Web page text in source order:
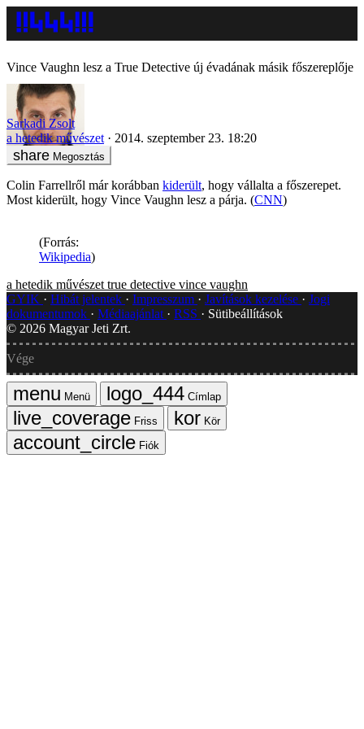
Vince Vaughn lesz a True Detective új évadának másik főszereplője
Sarkadi Zsolt
a hetedik művészet
2014. szeptember 23. 18:20
Megosztás
Colin Farrellről már korábban kiderült, hogy vállalta a főszerepet.
Most kiderült, hogy Vince Vaughn lesz a párja. (CNN)
(Forrás:
Wikipedia)
a hetedik művészet true detective vince vaughn
GYIK
Hibát jelentek Impresszum Javítások kezelése
Jogi
dokumentumok
Médiaajánlat RSS
Sütibeállítások
© 2026 Magyar Jeti Zrt.
Vége
Menü
Címlap
Friss
Kör
Fiók